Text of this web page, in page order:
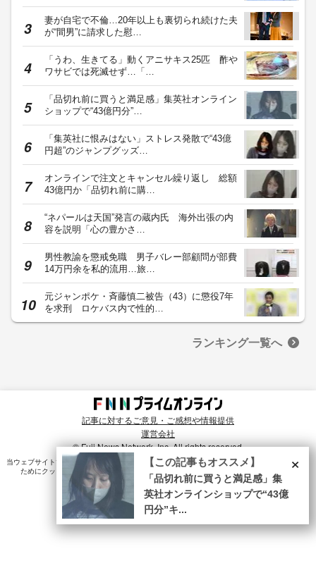
妻が自宅で不倫…20年以上も裏切られ続けた夫
が“間男”に請求した慰…
「うわ、生きてる」動くアニサキス25匹 酢や
ワサビでは死滅せず…「…
「品切れ前に買うと満足感」集英社オンライン
ショップで“43億円分”…
「集英社に恨みはない」ストレス発散で“43億
円超”のジャンプグッズ…
オンラインで注文とキャンセル繰り返し 総額
43億円か「品切れ前に購…
“ネパールは天国”発言の蔵内氏 海外出張の内
容を説明「心の豊かさ…
男性教諭を懲戒免職 男子バレー部顧問が部費
14万円余を私的流用…旅…
元ジャンポケ・斉藤慎二被告（43）に懲役7年
を求刑 ロケバス内で性的…
ランキング一覧へ
記事に対するご意見・ご感想や情報提供
運営会社
© Fuji News Network, Inc. All rights reserved.
当ウェブサイトでは、ユーザのニーズ・興味・関⼼に合致したコンテンツや広告配信を提供する
ためにクッキーを使⽤しています。詳細は、
プライバシーポリシー をご確認ください。×
【この記事もオススメ】
「品切れ前に買うと満足感」集
英社オンラインショップで“43億
円分”キ...